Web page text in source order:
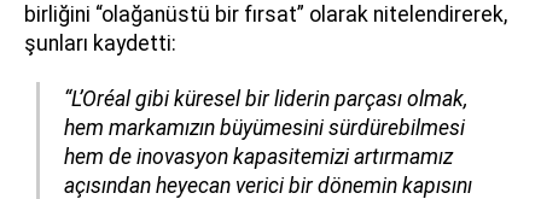
birliğini “olağanüstü bir fırsat” olarak nitelendirerek,
şunları kaydetti:
“L’Oréal gibi küresel bir liderin parçası olmak,
hem markamızın büyümesini sürdürebilmesi
hem de inovasyon kapasitemizi artırmamız
açısından heyecan verici bir dönemin kapısını